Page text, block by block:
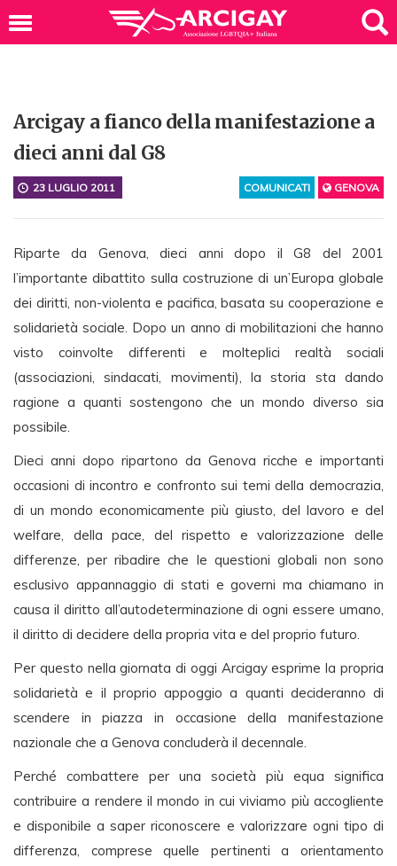
Arcigay a fianco della manifestazione a
dieci anni dal G8
COMUNICATI GENOVA
23 LUGLIO 2011
Riparte da Genova, dieci anni dopo il G8 del 2001
l’importante dibattito sulla costruzione di un’Europa globale
dei diritti, non-violenta e pacifica, basata su cooperazione e
solidarietà sociale. Dopo un anno di mobilitazioni che hanno
visto coinvolte differenti e molteplici realtà sociali
(associazioni, sindacati, movimenti), la storia sta dando
ragione a quanti sostengono che un mondo diverso sia
possibile.
Dieci anni dopo ripartono da Genova ricche e importanti
occasioni di incontro e confronto sui temi della democrazia,
di un mondo economicamente più giusto, del lavoro e del
welfare, della pace, del rispetto e valorizzazione delle
differenze, per ribadire che le questioni globali non sono
esclusivo appannaggio di stati e governi ma chiamano in
causa il diritto all’autodeterminazione di ogni essere umano,
il diritto di decidere della propria vita e del proprio futuro.
Per questo nella giornata di oggi Arcigay esprime la propria
solidarietà e il proprio appoggio a quanti decideranno di
scendere in piazza in occasione della manifestazione
nazionale che a Genova concluderà il decennale.
Perché combattere per una società più equa significa
contribuire a rendere il mondo in cui viviamo più accogliente
e disponibile a saper riconoscere e valorizzare ogni tipo di
differenza, comprese quelle pertinenti a orientamento